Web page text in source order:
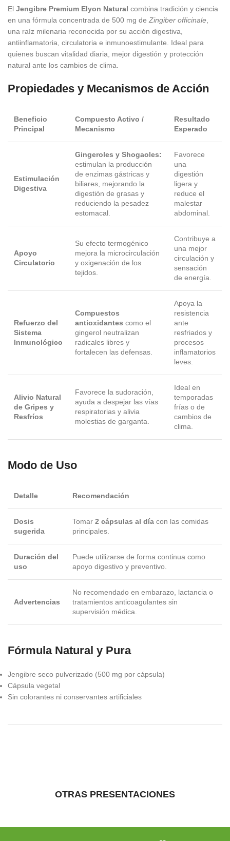
El Jengibre Premium Elyon Natural combina tradición y ciencia
en una fórmula concentrada de 500 mg de Zingiber officinale
una raíz milenaria reconocida por su acción digestiva,
antiinflamatoria, circulatoria e inmunoestimulante. Ideal para
quienes buscan vitalidad diaria, mejor digestión y protección
natural ante los cambios de clima.
Propiedades y Mecanismos de Acción
Beneficio
Principal
Compuesto Activo /
Mecanismo
Resultado
Esperado
Estimulación
Digestiva
Gingeroles y Shogaoles:
estimulan la producción
de enzimas gástricas y
biliares, mejorando la
digestión de grasas y
reduciendo la pesadez
estomacal.
Favorece
una
digestión
ligera y
reduce el
malestar
abdominal.
Apoyo
Circulatorio
Su efecto termogénico
mejora la microcirculación
y oxigenación de los
tejidos.
Contribuye a
una mejor
circulación y
sensación
de energía.
Refuerzo del
Sistema
Inmunológico
Compuestos
antioxidantes como el
gingerol neutralizan
radicales libres y
fortalecen las defensas.
Apoya la
resistencia
ante
resfriados y
procesos
inflamatorios
leves.
Alivio Natural
de Gripes y
Resfríos
Favorece la sudoración,
ayuda a despejar las vías
respiratorias y alivia
molestias de garganta.
Ideal en
temporadas
frías o de
cambios de
clima.
Modo de Uso
Detalle Recomendación
Dosis
sugerida
Tomar 2 cápsulas al día con las comidas
principales.
Duración del
uso
Puede utilizarse de forma continua como
apoyo digestivo y preventivo.
Advertencias
No recomendado en embarazo, lactancia o
tratamientos anticoagulantes sin
supervisión médica.
Fórmula Natural y Pura
Jengibre seco pulverizado (500 mg por cápsula)
Cápsula vegetal
Sin colorantes ni conservantes artificiales
OTRAS PRESENTACIONES